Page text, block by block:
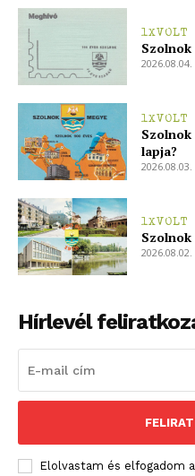
1XVOLT
2026.08.04.
1XVOLT
Szolnok
lapja?
2026.08.03.
1XVOLT
Szolnok
2026.08.02.
Hírlevél
Elolvastam és elfogadom